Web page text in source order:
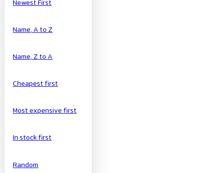
Newest First
Name, A to Z
Name, Z to A
Cheapest first
Most expensive first
In stock first
Random